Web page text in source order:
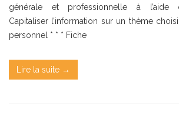
générale et professionnelle à l’aide
Capitaliser l’information sur un thème
personnel * * * Fiche
Lire la suite →